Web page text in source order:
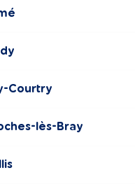
Courtry
lès-Bray